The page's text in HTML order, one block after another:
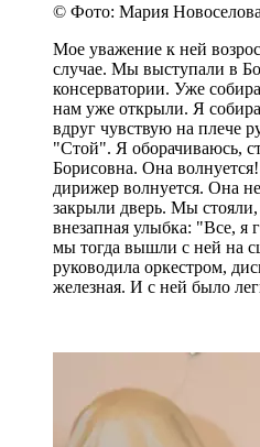
© Фото: Мария
Мое уважение к ней
случае. Мы выступали в
консерватории. Уже
нам уже открыли. Я
вдруг чувствую на плече
"Стой". Я оборачиваюсь,
Борисовна. Она
дирижер волнуется. Она
закрыли дверь. Мы
внезапная улыбка: "Все, я
мы тогда вышли с ней на
руководила оркестром,
железная. И с ней было